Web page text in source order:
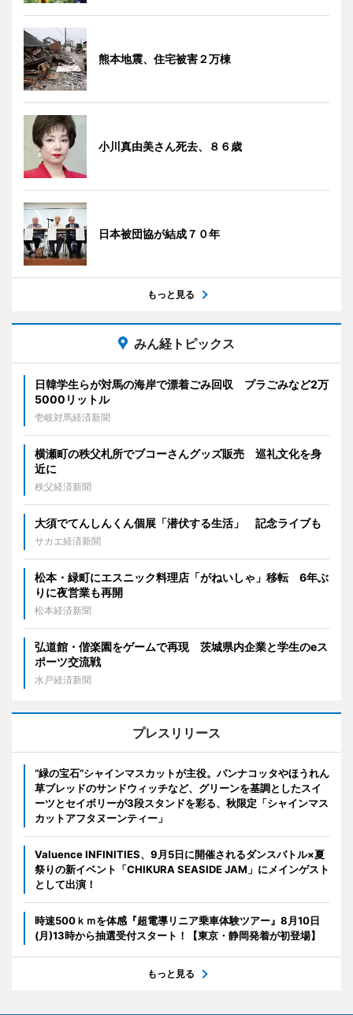
熊本地震、住宅被害２万棟
小川真由美さん死去、８６歳
日本被団協が結成７０年
もっと見る
みん経トピックス
日韓学生らが対馬の海岸で漂着ごみ回収 プラごみなど2万
5000リットル
壱岐対馬経済新聞
横瀬町の秩父札所でブコーさんグッズ販売 巡礼文化を身
近に
秩父経済新聞
大須でてんしんくん個展「潜伏する生活」 記念ライブも
サカエ経済新聞
松本・緑町にエスニック料理店「がねいしゃ」移転 6年ぶ
りに夜営業も再開
松本経済新聞
弘道館・偕楽園をゲームで再現 茨城県内企業と学生のeス
ポーツ交流戦
水戸経済新聞
プレスリリース
“緑の宝石”シャインマスカットが主役。パンナコッタやほうれん
草ブレッドのサンドウィッチなど、グリーンを基調としたスイ
ーツとセイボリーが3段スタンドを彩る、秋限定「シャインマス
カットアフタヌーンティー」
Valuence INFINITIES、9月5日に開催されるダンスバトル×夏
祭りの新イベント「CHIKURA SEASIDE JAM」にメインゲスト
として出演！
時速500ｋｍを体感『超電導リニア乗車体験ツアー』8月10日
(月)13時から抽選受付スタート！【東京・静岡発着が初登場】
もっと見る